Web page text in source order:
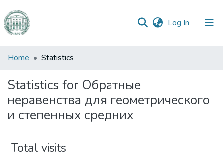
Log In (current)
Communities
Collections
All of DSpace
Home Statistics
Statistics for Обратные
неравенства для геометрического
и степенных средних
Total visits